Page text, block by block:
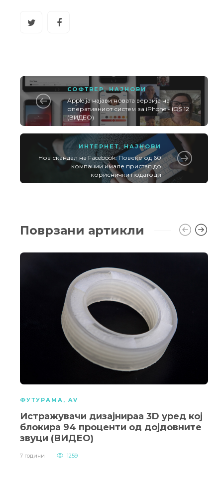
СОФТВЕР,НАЈНОВИ
Apple ја најави новата верзија на
оперативниот систем за iPhone - iOS 12
(ВИДЕО)
ИНТЕРНЕТ,НАЈНОВИ
Нов скандал на Facebook: Повеќе од 60
компании имале пристап до
кориснички податоци
Поврзани артикли
ФУТУРАМА , AV
Истражувачи дизајнираа 3D уред кој
блокира 94 проценти од дојдовните
звуци (ВИДЕО)
7 години 1259